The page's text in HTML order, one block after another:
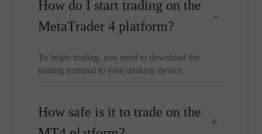
How do I start trading on the
MetaTrader 4 platform?
To begin trading, you need to download the
trading terminal to your desktop device.
How safe is it to trade on the